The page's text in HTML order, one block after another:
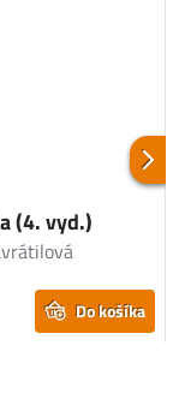
(4. vyd.)
Do košíka